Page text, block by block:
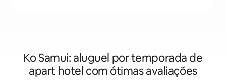
Ko Samui: aluguel por temporada de
apart hotel com ótimas avaliações